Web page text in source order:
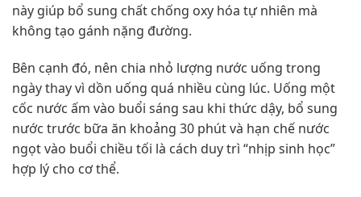
này giúp bổ sung chất chống oxy hóa tự nhiên mà
không tạo gánh nặng đường.
Bên cạnh đó, nên chia nhỏ lượng nước uống trong
ngày thay vì dồn uống quá nhiều cùng lúc. Uống một
cốc nước ấm vào buổi sáng sau khi thức dậy, bổ sung
nước trước bữa ăn khoảng 30 phút và hạn chế nước
ngọt vào buổi chiều tối là cách duy trì “nhịp sinh học”
hợp lý cho cơ thể.